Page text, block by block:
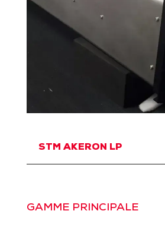
STM AKERON LP
GAMME PRINCIPALE